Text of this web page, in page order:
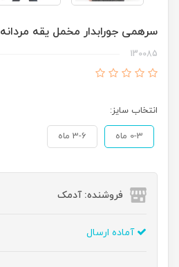
سرهمی جورابدار مخمل یقه
130085
انتخاب سایز:
0-3 ماه 3-6 ماه
فروشنده: آدمک
آماده ارسال